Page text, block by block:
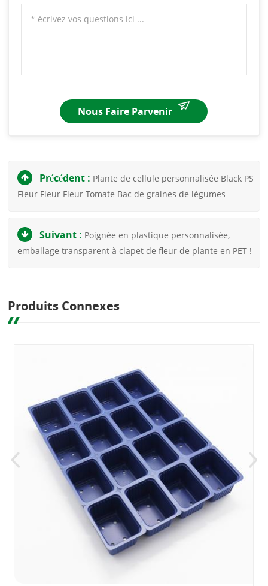
Nous Faire Parvenir
Précédent : Plante de cellule personnalisée Black PS
Fleur Fleur Fleur Tomate Bac de graines de légumes
Suivant : Poignée en plastique personnalisée,
emballage transparent à clapet de fleur de plante en PET !
Produits Connexes